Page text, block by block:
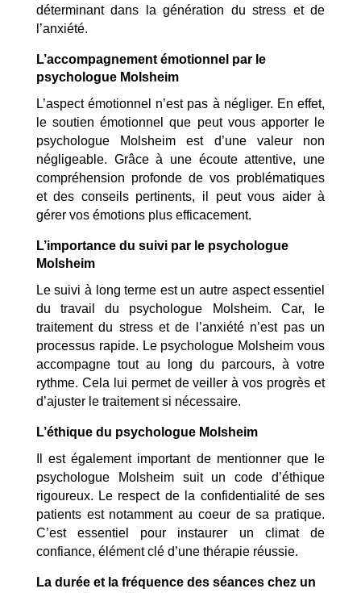
déterminant dans la génération du stress et de
l’anxiété.
L’accompagnement émotionnel par le
psychologue Molsheim
L’aspect émotionnel n’est pas à négliger. En effet,
le soutien émotionnel que peut vous apporter le
psychologue Molsheim est d’une valeur non
négligeable. Grâce à une écoute attentive, une
compréhension profonde de vos problématiques
et des conseils pertinents, il peut vous aider à
gérer vos émotions plus efficacement.
L’importance du suivi par le psychologue
Molsheim
Le suivi à long terme est un autre aspect essentiel
du travail du psychologue Molsheim. Car, le
traitement du stress et de l’anxiété n’est pas un
processus rapide. Le psychologue Molsheim vous
accompagne tout au long du parcours, à votre
rythme. Cela lui permet de veiller à vos progrès et
d’ajuster le traitement si nécessaire.
L’éthique du psychologue Molsheim
Il est également important de mentionner que le
psychologue Molsheim suit un code d’éthique
rigoureux. Le respect de la confidentialité de ses
patients est notamment au coeur de sa pratique.
C’est essentiel pour instaurer un climat de
confiance, élément clé d’une thérapie réussie.
La durée et la fréquence des séances chez un